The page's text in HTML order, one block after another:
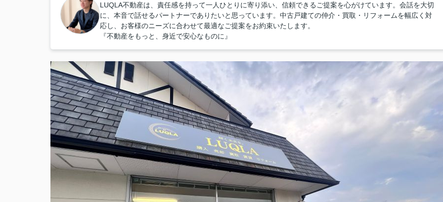
LUQLA不動産は、責任感を持って一人ひとりに寄り添い、信頼できるご提案を心がけています。会話を大切
に、本音で話せるパートナーでありたいと思っています。中古戸建ての仲介・買取・リフォームを幅広く対
応し、お客様のニーズに合わせて最適なご提案をお約束いたします。
『不動産をもっと、身近で安心なものに』